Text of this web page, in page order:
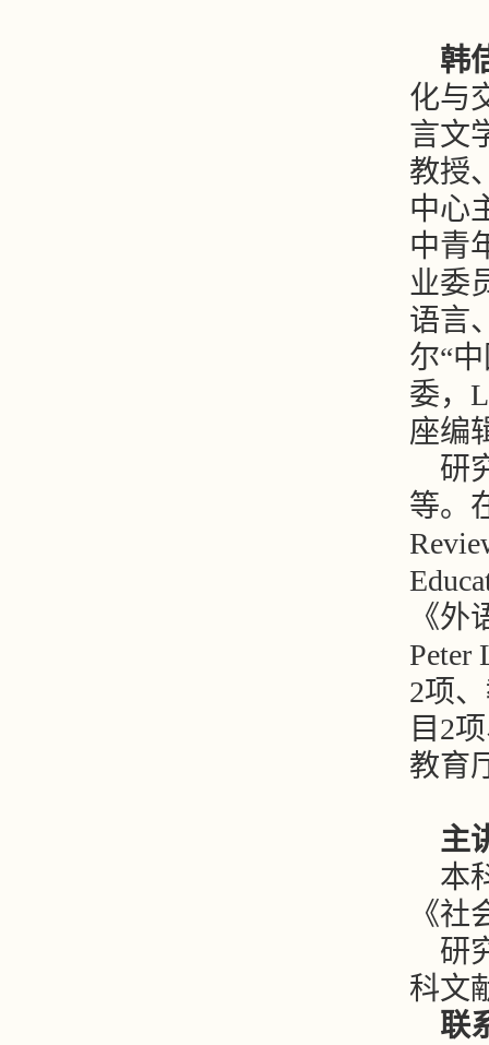
韩
化与
言文
教授
中心
中青
业委
语言
尔“
委，
座编
研
等。
《
Peter
2项
目2
教育
主
本
《
研
科文
联